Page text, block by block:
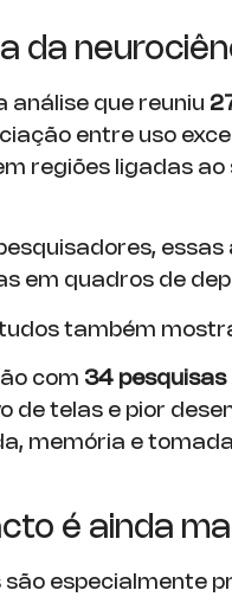
da
análise que reuniu
entre uso
regiões ligadas
em quadros de
também
com 34
de telas e pior
memória e
é ainda
são especialmente